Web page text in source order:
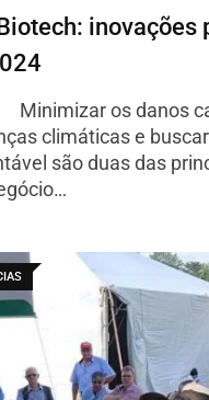
inovações
os danos
climáticas e
são duas das